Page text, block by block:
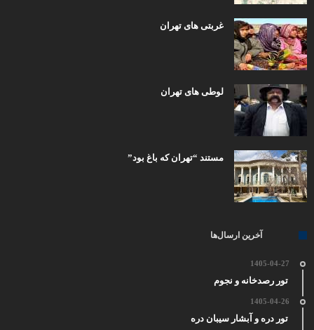
غربتی های تهران
لوطی های تهران
مستند “تهران که باغ بود”
آخرین ارسال‌ها
1405-04-27
تور رصدخانه و نجوم
1405-04-26
تور دره و آبشار سیبان دره